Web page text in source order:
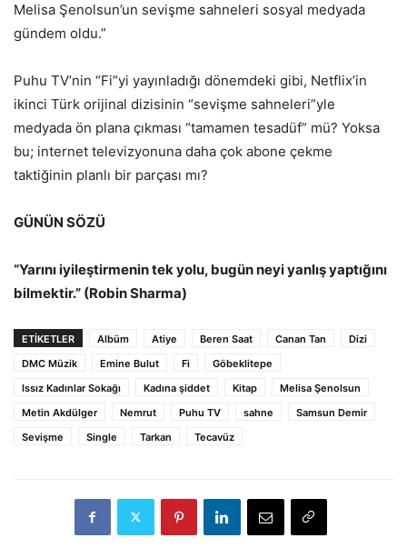
Melisa Şenolsun’un sevişme sahneleri sosyal medyada
gündem oldu.”
Puhu TV’nin “Fi”yi yayınladığı dönemdeki gibi, Netflix’in
ikinci Türk orijinal dizisinin “sevişme sahneleri”yle
medyada ön plana çıkması “tamamen tesadüf” mü? Yoksa
bu; internet televizyonuna daha çok abone çekme
taktiğinin planlı bir parçası mı?
GÜNÜN SÖZÜ
“Yarını iyileştirmenin tek yolu, bugün neyi yanlış yaptığını
bilmektir.” (Robin Sharma)
ETİKETLER Albüm Atiye Beren Saat Canan Tan
Dizi
DMC Müzik
Emine Bulut Fi
Göbeklitepe
Issız Kadınlar Sokağı
Kadına şiddet Kitap
Melisa Şenolsun
Metin Akdülger
Nemrut Puhu TV sahne
Samsun Demir
Sevişme
Single Tarkan Tecavüz